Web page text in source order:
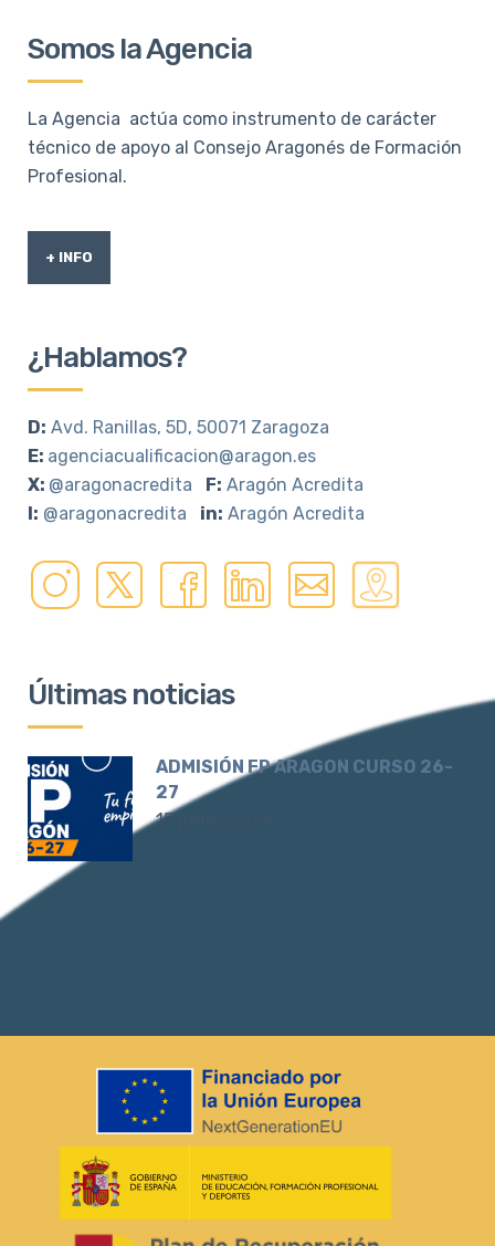
Somos la Agencia
La Agencia actúa como instrumento de carácter
técnico de apoyo al Consejo Aragonés de Formación
Profesional.
+ INFO
¿Hablamos?
D: Avd. Ranillas, 5D, 50071 Zaragoza
E: agenciacualificacion@aragon.es
X: @aragonacredita F: Aragón Acredita
I: @aragonacredita in: Aragón Acredita
Últimas noticias
ADMISIÓN FP ARAGON CURSO 26-
27
15 junio, 2026